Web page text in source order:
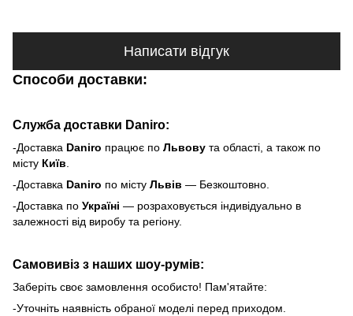
Написати відгук
Способи доставки:
Служба доставки Daniro:
-Доставка Daniro працює по Львову та області, а також по
місту Київ.
-Доставка Daniro по місту Львів — Безкоштовно.
-Доставка по Україні — розраховується індивідуально в
залежності від виробу та регіону.
Самовивіз з наших шоу-румів:
Заберіть своє замовлення особисто! Пам'ятайте:
-Уточніть наявність обраної моделі перед приходом.